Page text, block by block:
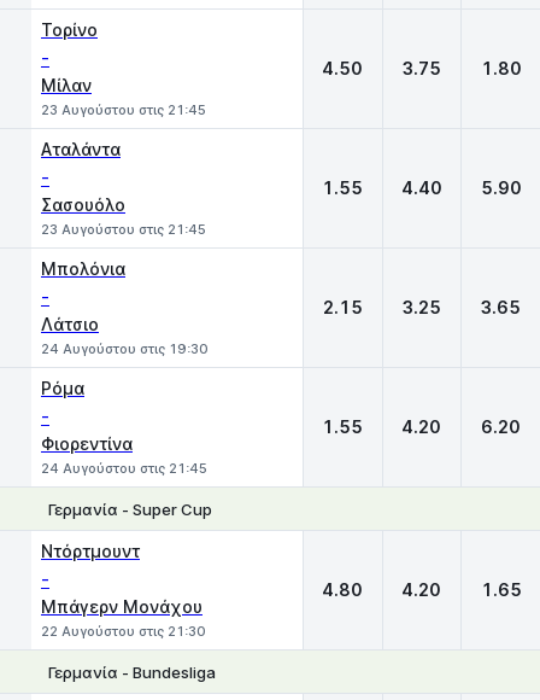
Τορίνο
-
Μίλαν
23 Αυγούστου στις 21:45
4.50 3.75 1.80
Αταλάντα
-
Σασουόλο
23 Αυγούστου στις 21:45
1.55 4.40 5.90
Μπολόνια
-
Λάτσιο
24 Αυγούστου στις 19:30
2.15 3.25 3.65
Ρόμα
-
Φιορεντίνα
24 Αυγούστου στις 21:45
1.55 4.20 6.20
Γερμανία - Super Cup
Ντόρτμουντ
-
Μπάγερν Μονάχου
22 Αυγούστου στις 21:30
4.80 4.20 1.65
Γερμανία - Bundesliga